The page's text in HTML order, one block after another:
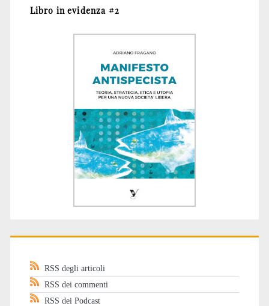
Libro in evidenza #2
RSS degli articoli
RSS dei commenti
RSS dei Podcast